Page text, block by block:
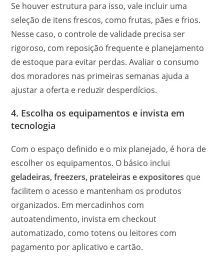
Se houver estrutura para isso, vale incluir uma
seleção de itens frescos, como frutas, pães e frios.
Nesse caso, o controle de validade precisa ser
rigoroso, com reposição frequente e planejamento
de estoque para evitar perdas. Avaliar o consumo
dos moradores nas primeiras semanas ajuda a
ajustar a oferta e reduzir desperdícios.
4. Escolha os equipamentos e invista em
tecnologia
Com o espaço definido e o mix planejado, é hora de
escolher os equipamentos. O básico inclui
geladeiras, freezers, prateleiras e expositores que
facilitem o acesso e mantenham os produtos
organizados. Em mercadinhos com
autoatendimento, invista em checkout
automatizado, como totens ou leitores com
pagamento por aplicativo e cartão.